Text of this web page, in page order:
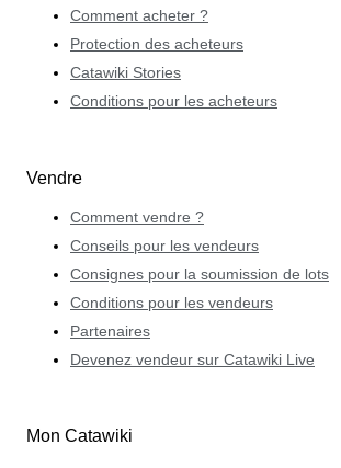
Comment acheter ?
Protection des acheteurs
Catawiki Stories
Conditions pour les acheteurs
Vendre
Comment vendre ?
Conseils pour les vendeurs
Consignes pour la soumission de lots
Conditions pour les vendeurs
Partenaires
Devenez vendeur sur Catawiki Live
Mon Catawiki